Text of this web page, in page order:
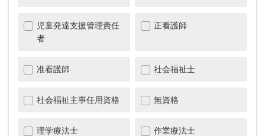
児童発達支援管理責任
者
正看護師
准看護師 社会福祉士
社会福祉主事任用資格 無資格
理学療法士 作業療法士